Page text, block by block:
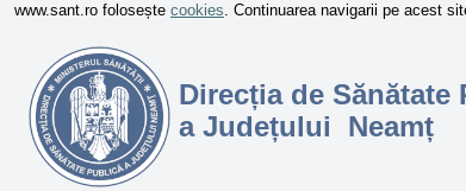
www.sant.ro folosește cookies. Continuarea navigarii pe acest
Direcția de Sănătate
a Județului Neamț